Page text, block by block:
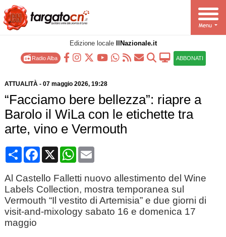
Edizione locale IlNazionale.it
Radio Alba ABBONATI
ATTUALITÀ- 07 maggio 2026, 19:28
“Facciamo bere bellezza”: riapre a
Barolo il WiLa con le etichette tra
arte, vino e Vermouth
CondividiFacebook
X WhatsApp
Email
Al Castello Falletti nuovo allestimento del Wine
Labels Collection, mostra temporanea sul
Vermouth “Il vestito di Artemisia” e due giorni di
visit‑and‑mixology sabato 16 e domenica 17
maggio